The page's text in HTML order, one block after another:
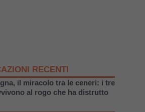
RECENTI
il miracolo tra le ceneri: i tre
al rogo che ha distrutto